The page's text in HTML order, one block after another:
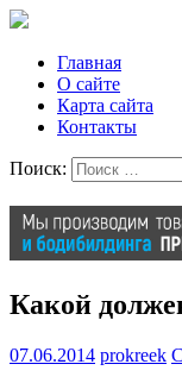
Главная
О сайте
Карта сайта
Контакты
Поиск:
Какой
07.06.2014 prokreek